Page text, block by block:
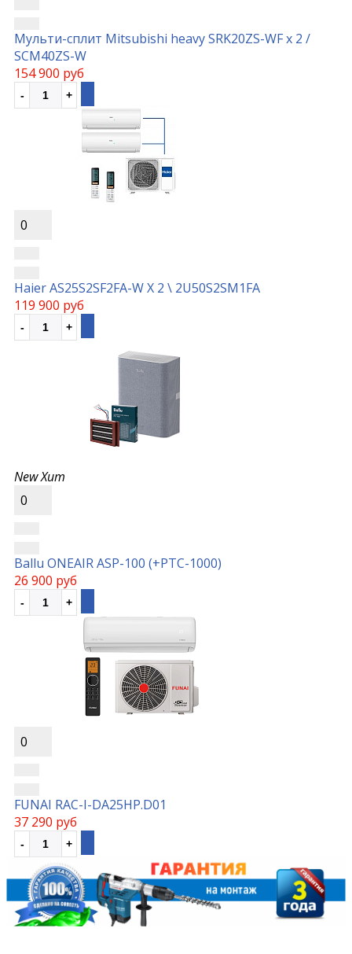
Мульти-сплит Mitsubishi heavy SRK20ZS-WF x 2 /
SCM40ZS-W
154 900 руб
0
Haier AS25S2SF2FA-W Х 2 \ 2U50S2SM1FA
119 900 руб
NewХит
0
Ballu ONEAIR ASP-100 (+РТС-1000)
26 900 руб
0
FUNAI RAC-I-DA25HP.D01
37 290 руб